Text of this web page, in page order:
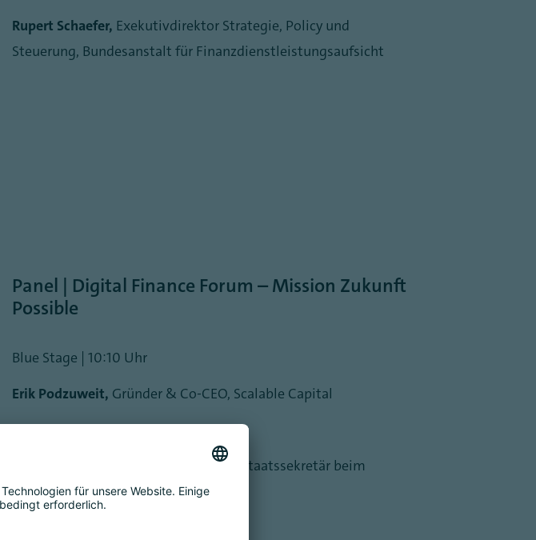
Rupert Schaefer, Exekutivdirektor Strategie, Policy und
Steuerung, Bundesanstalt für Finanzdienstleistungsaufsicht
Panel | Digital Finance Forum – Mission Zukunft
Possible
Blue Stage | 10:10 Uhr
Erik Podzuweit, Gründer & Co-CEO, Scalable Capital
Aiga Senftleben,Co-Founder, Billie
Parlamentarischer Staatssekretär beim
Bundesminister der Finanzen